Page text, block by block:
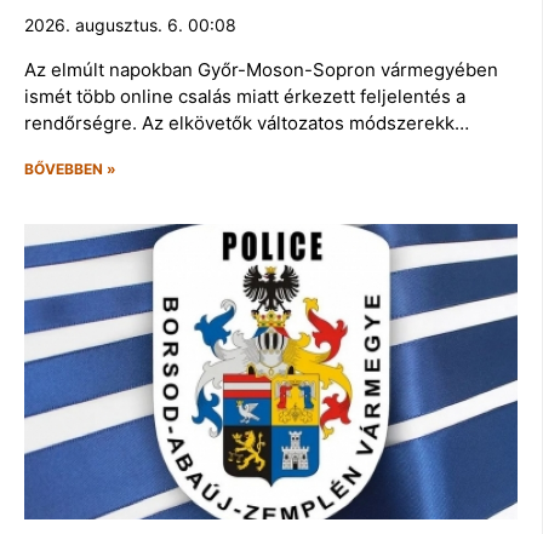
2026. augusztus. 6. 00:08
Az elmúlt napokban Győr-Moson-Sopron vármegyében
ismét több online csalás miatt érkezett feljelentés a
rendőrségre. Az elkövetők változatos módszerekk…
BŐVEBBEN »